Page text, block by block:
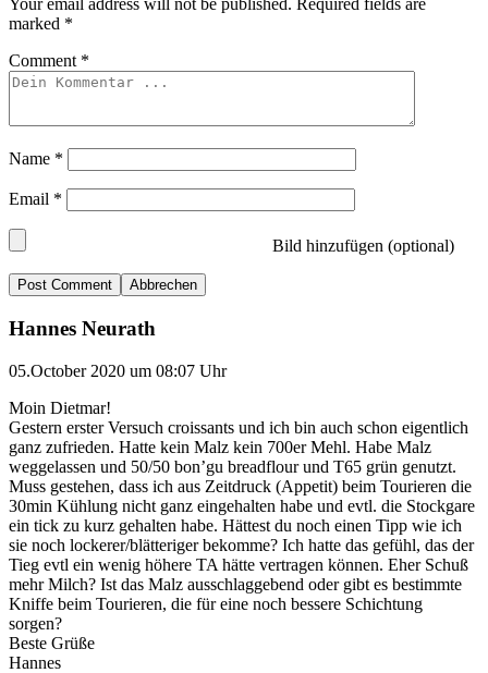
Your email address will not be published. Required fields are
marked *
Comment *
Name *
Email *
Bild hinzufügen (optional)
Abbrechen
Hannes Neurath
05.October 2020 um 08:07 Uhr
Moin Dietmar!
Gestern erster Versuch croissants und ich bin auch schon eigentlich
ganz zufrieden. Hatte kein Malz kein 700er Mehl. Habe Malz
weggelassen und 50/50 bon’gu breadflour und T65 grün genutzt.
Muss gestehen, dass ich aus Zeitdruck (Appetit) beim Tourieren die
30min Kühlung nicht ganz eingehalten habe und evtl. die Stockgare
ein tick zu kurz gehalten habe. Hättest du noch einen Tipp wie ich
sie noch lockerer/blätteriger bekomme? Ich hatte das gefühl, das der
Tieg evtl ein wenig höhere TA hätte vertragen können. Eher Schuß
mehr Milch? Ist das Malz ausschlaggebend oder gibt es bestimmte
Kniffe beim Tourieren, die für eine noch bessere Schichtung
sorgen?
Beste Grüße
Hannes